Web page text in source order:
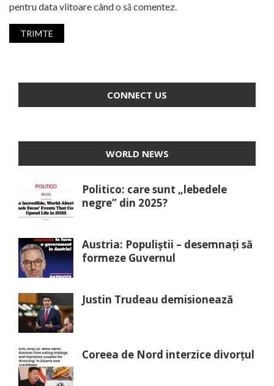
pentru data viitoare când o să comentez.
CONNECT US
WORLD NEWS
Politico: care sunt „lebedele
negre” din 2025?
Austria: Populiștii – desemnați să
formeze Guvernul
Justin Trudeau demisionează
Coreea de Nord interzice divorțul